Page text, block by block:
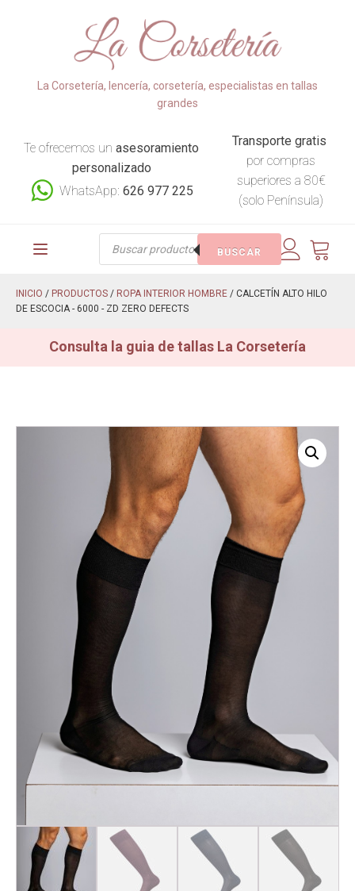
La Corsetería, lencería, corsetería, especialistas en tallas
grandes
Te ofrecemos unasesoramiento
personalizado
WhatsApp:626 977 225
Transporte gratis
por compras
superiores a 80€
(solo Península)
Búsqueda
BUSCAR
INICIO / PRODUCTOS / ROPA INTERIOR HOMBRE / CALCETÍN ALTO HILO
DE ESCOCIA - 6000 - ZD ZERO DEFECTS
Consulta la guia de tallas La Corsetería